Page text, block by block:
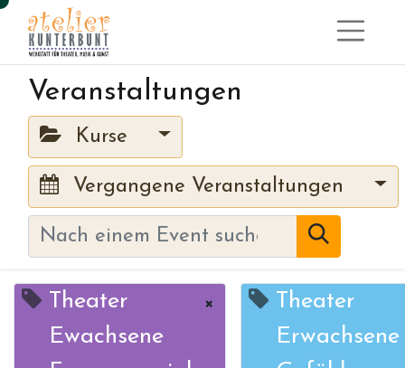
Veranstaltungen
Kurse
Vergangene Veranstaltungen
Theater
Ewachsene
×
Theater
Erwachsene